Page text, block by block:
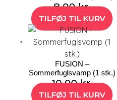
8,00kr.
TILFØJ TIL KURV
FUSION –
Sommerfuglsvamp (1 stk.)
10,00kr.
TILFØJ TIL KURV